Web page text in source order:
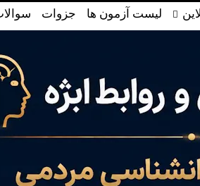
لیست آزمون ها جزوات